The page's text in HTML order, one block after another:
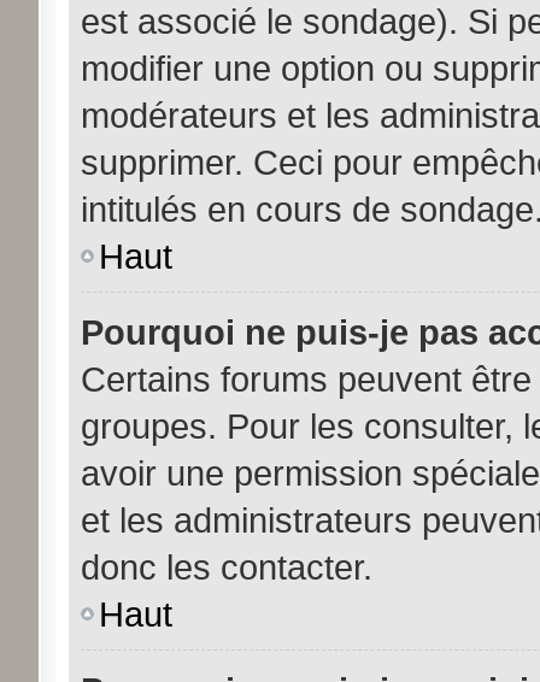
est associé le sondage). Si
modifier une option ou
modérateurs et les
supprimer. Ceci pour
intitulés en cours de
Haut
Pourquoi ne puis-je pas
Certains forums peuvent
groupes. Pour les consulter,
avoir une permission
et les administrateurs
donc les contacter.
Haut